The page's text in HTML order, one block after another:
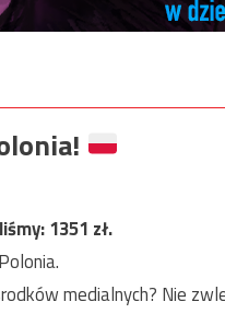
1351 zł.
medialnych? Nie